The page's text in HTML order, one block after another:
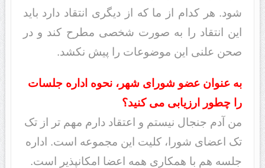
شود. هر کدام از ما که از دیگری انتقاد دارد باید
این انتقاد را به صورت شخصی مطرح کند و در
صحن علنی این موضوعات را پیش نکشد.
به عنوان عضو شورای شهر، نحوه اداره جلسات
را چطور ارزیابی می کنید؟
من آدم جنجال نیستم و اعتقاد دارم مهم تر از تک
تک اعضای شورا، کلیت این مجموعه است. اداره
جلسه هم با همکاری همه اعضا امکانپذیر است.